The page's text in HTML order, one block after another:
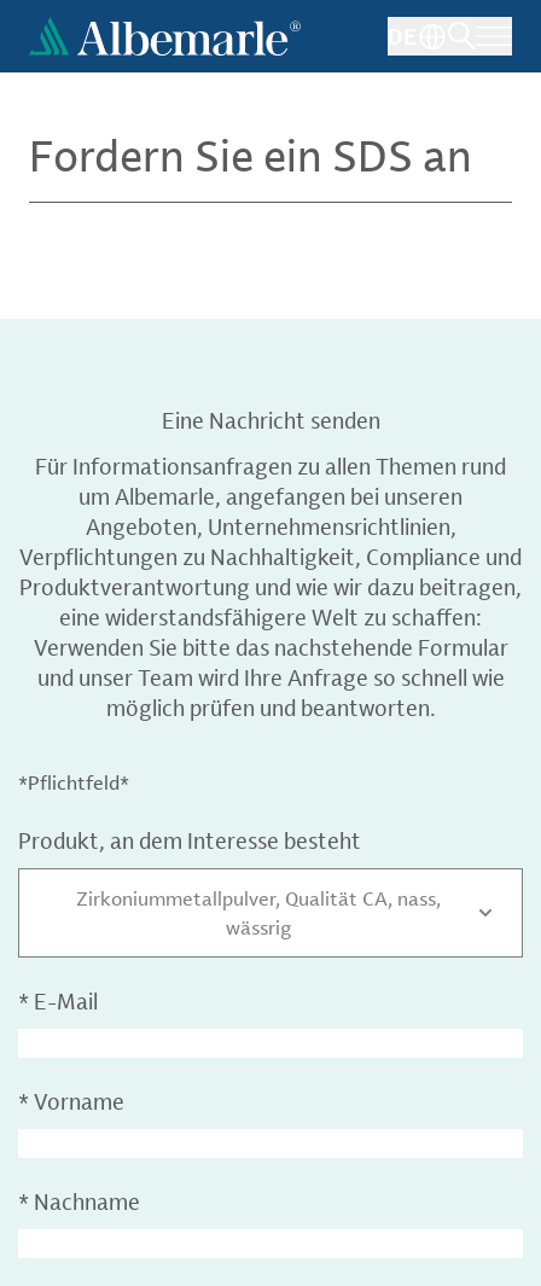
Direkt
zum
Inhalt
Fordern Sie ein SDS an
Eine Nachricht senden
Für Informationsanfragen zu allen Themen rund
um Albemarle, angefangen bei unseren
Angeboten, Unternehmensrichtlinien,
Verpflichtungen zu Nachhaltigkeit, Compliance und
Produktverantwortung und wie wir dazu beitragen,
eine widerstandsfähigere Welt zu schaffen:
Verwenden Sie bitte das nachstehende Formular
und unser Team wird Ihre Anfrage so schnell wie
möglich prüfen und beantworten.
*Pflichtfeld*
Produkt, an dem Interesse besteht
Zirkoniummetallpulver, Qualität CA, nass,
wässrig
* E-Mail
* Vorname
* Nachname